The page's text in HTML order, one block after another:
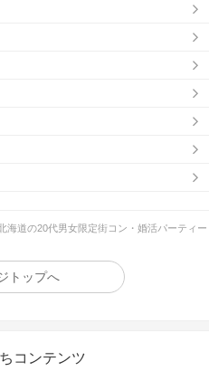
海道の20代男女限定街コン・婚活パーティー
トップへ
コンテンツ